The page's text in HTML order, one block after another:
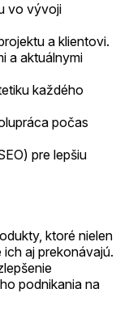
vo vývoji
a klientovi.
a aktuálnymi
každého
počas
pre lepšiu
ktoré nielen
aj prekonávajú.
podnikania na